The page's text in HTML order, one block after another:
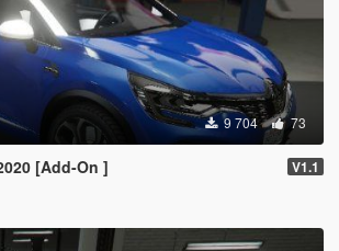
9 704 73
[Add-On ] V1.1